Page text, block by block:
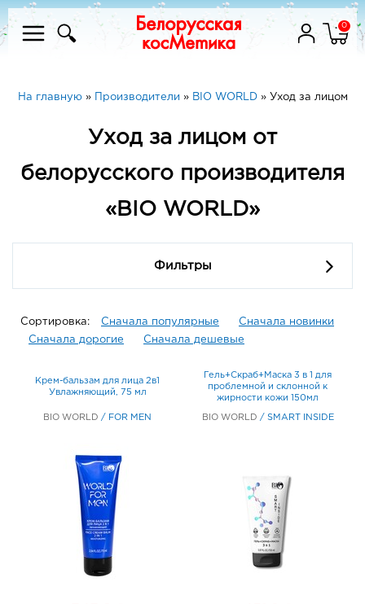
0
На главную» Производители » BIO WORLD» Уход за лицом
Уход за лицом от
белорусского производителя
«BIO WORLD»
Фильтры
Сортировка: Сначала популярные
Сначала новинки
Сначала дорогие
Сначала дешевые
Крем-бальзам для лица 2в1
Увлажняющий, 75 мл
BIO WORLD / FOR MEN
Гель+Скраб+Маска 3 в 1 для
проблемной и склонной к
жирности кожи 150мл
BIO WORLD / SMART INSIDE